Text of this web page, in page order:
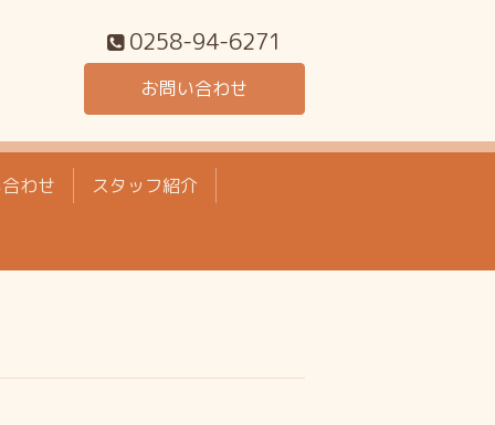
0258-94-6271
お問い合わせ
わせ スタッフ紹介